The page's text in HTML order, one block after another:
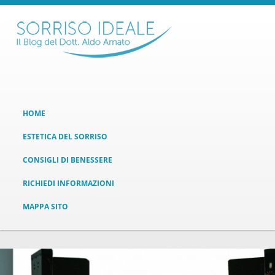
HOME
ESTETICA DEL SORRISO
CONSIGLI DI BENESSERE
RICHIEDI INFORMAZIONI
MAPPA SITO